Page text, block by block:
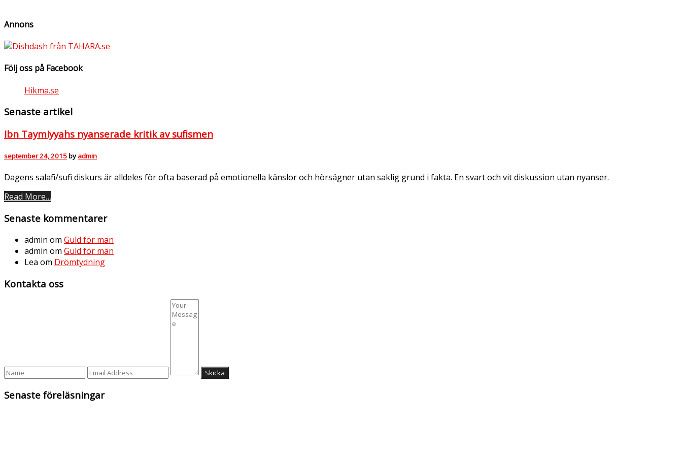
Annons
Följ oss på Facebook
Hikma.se
Senaste artikel
Ibn Taymiyyahs nyanserade kritik av sufismen
september 24, 2015byadmin
Dagens salafi/sufi diskurs är alldeles för ofta baserad på emotionella känslor och hörsägner utan saklig grund i fakta. En svart och vit diskussion utan nyanser.
Read More…
Senaste kommentarer
admin om Guld för män
admin om Guld för män
Lea om Drömtydning
Kontakta oss
Senaste föreläsningar